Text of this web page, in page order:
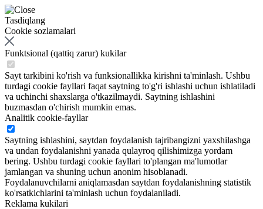
Tasdiqlang
Cookie sozlamalari
Funktsional (qattiq zarur) kukilar
Sayt tarkibini ko'rish va funksionallikka kirishni ta'minlash. Ushbu
turdagi cookie fayllari faqat saytning to'g'ri ishlashi uchun ishlatiladi
va uchinchi shaxslarga o'tkazilmaydi. Saytning ishlashini
buzmasdan o'chirish mumkin emas.
Analitik cookie-fayllar
Saytning ishlashini, saytdan foydalanish tajribangizni yaxshilashga
va undan foydalanishni yanada qulayroq qilishimizga yordam
bering. Ushbu turdagi cookie fayllari to'plangan ma'lumotlar
jamlangan va shuning uchun anonim hisoblanadi.
Foydalanuvchilarni aniqlamasdan saytdan foydalanishning statistik
ko'rsatkichlarini ta'minlash uchun foydalaniladi.
Reklama kukilari